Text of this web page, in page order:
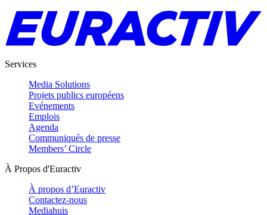
Services
Media Solutions
Projets publics européens
Evénements
Emplois
Agenda
Communiqués de presse
Members’ Circle
À Propos d'Euractiv
À propos d’Euractiv
Contactez-nous
Mediahuis